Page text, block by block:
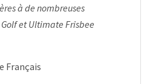
à de nombreuses
et Ultimate Frisbee
Français